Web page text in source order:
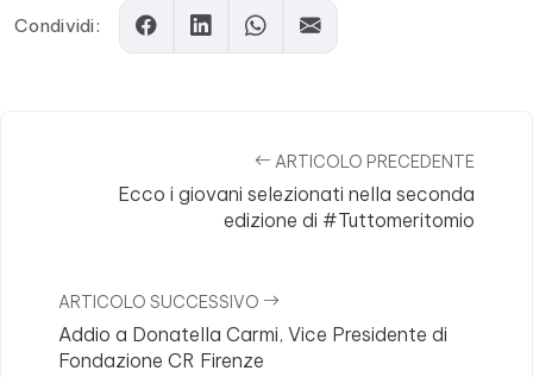
Condividi:
ARTICOLO PRECEDENTE
Ecco i giovani selezionati nella seconda
edizione di #Tuttomeritomio
ARTICOLO SUCCESSIVO
Addio a Donatella Carmi, Vice Presidente di
Fondazione CR Firenze